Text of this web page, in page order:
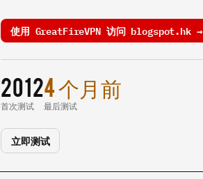
使用 GreatFireVPN 访问 blogspot.hk →
2012
首次测试
4 个月前
最后测试
立即测试